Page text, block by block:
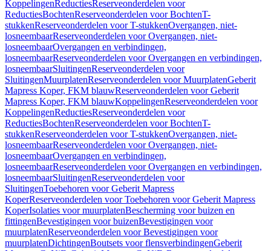
KoppelingenReductiesReserveonderdelen voor
ReductiesBochtenReserveonderdelen voor BochtenT-
stukkenReserveonderdelen voor T-stukkenOvergangen, niet-
losneembaarReserveonderdelen voor Overgangen, niet-
losneembaarOvergangen en verbindingen,
losneembaarReserveonderdelen voor Overgangen en verbindingen,
losneembaarSluitingenReserveonderdelen voor
SluitingenMuurplatenReserveonderdelen voor MuurplatenGeberit
Mapress Koper, FKM blauwReserveonderdelen voor Geberit
Mapress Koper, FKM blauwKoppelingenReserveonderdelen voor
KoppelingenReductiesReserveonderdelen voor
ReductiesBochtenReserveonderdelen voor BochtenT-
stukkenReserveonderdelen voor T-stukkenOvergangen, niet-
losneembaarReserveonderdelen voor Overgangen, niet-
losneembaarOvergangen en verbindingen,
losneembaarReserveonderdelen voor Overgangen en verbindingen,
losneembaarSluitingenReserveonderdelen voor
SluitingenToebehoren voor Geberit Mapress
KoperReserveonderdelen voor Toebehoren voor Geberit Mapress
KoperIsolaties voor muurplatenBescherming voor buizen en
fittingenBevestigingen voor buizenBevestigingen voor
muurplatenReserveonderdelen voor Bevestigingen voor
muurplatenDichtingenBoutsets voor flensverbindingenGeberit